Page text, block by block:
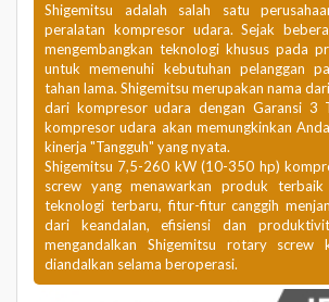
Shigemitsu adalah salah satu
peralatan kompresor udara. Sejak
mengembangkan teknologi khusus pada
untuk memenuhi kebutuhan pelanggan
tahan lama. Shigemitsu merupakan nama
dari kompresor udara dengan Garansi 3
kompresor udara akan memungkinkan
kinerja "Tangguh" yang nyata.
Shigemitsu 7,5-260 kW (10-350 hp)
screw yang menawarkan produk
teknologi terbaru, fitur-fitur canggih
dari keandalan, efisiensi dan
mengandalkan Shigemitsu rotary screw
diandalkan selama beroperasi.